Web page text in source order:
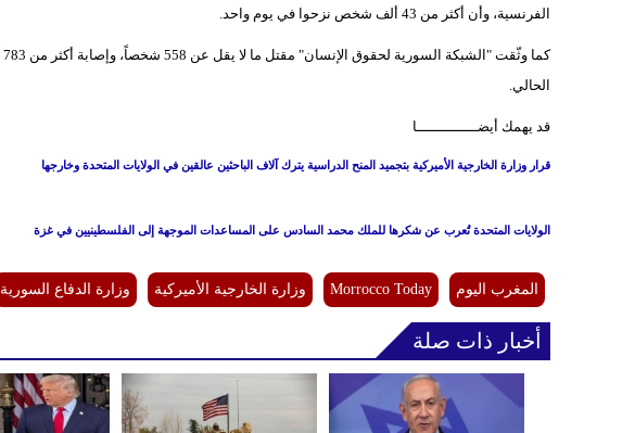
الفرنسية، وأن أكثر من 43 ألف شخص نزحوا في يوم واحد.
الحالي.
قد يهمك أيضــــــــــــــا
قرار وزارة الخارجية الأميركية بتجميد المنح الدراسية يترك آلاف الباحثين عالقين في الولايات المتحدة وخارجها
الولايات المتحدة تُعرب عن شكرها للملك محمد السادس على المساعدات الموجهة إلى الفلسطينيين في غزة
المغرب اليوم Morrocco Today وزارة الخارجية الأميركية وزارة الدفاع السورية
أخبار ذات صلة